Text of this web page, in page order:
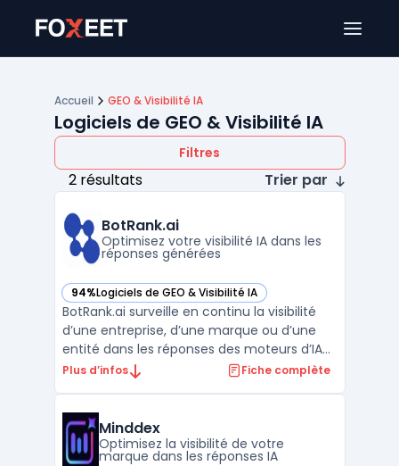
Accueil GEO & Visibilité IA
Logiciels de GEO & Visibilité IA
Filtres
2 résultats Trier par
BotRank.ai
Optimisez votre visibilité IA dans les
réponses générées
94%Logiciels de GEO & Visibilité IA
— voir BotRank.ai dans cette catégorie
BotRank.ai surveille en continu la visibilité
d’une entreprise, d’une marque ou d’une
entité dans les réponses des moteurs d’IA
générative comme ChatGPT, Gemini ou
marketing et aux chefs de produit présents
dans un contexte d’ ...
Plus d’infos Fiche complète
Minddex
Optimisez la visibilité de votre
marque dans les réponses IA